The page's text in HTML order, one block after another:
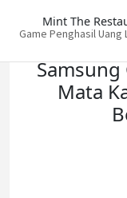
Mint The
Game Penghasil Uang
Mata